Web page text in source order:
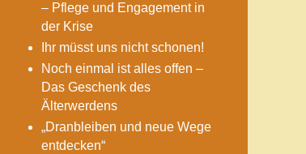
– Pflege und Engagement in
der Krise
Ihr müsst uns nicht schonen!
Noch einmal ist alles offen –
Das Geschenk des
Älterwerdens
„Dranbleiben und neue Wege
entdecken“